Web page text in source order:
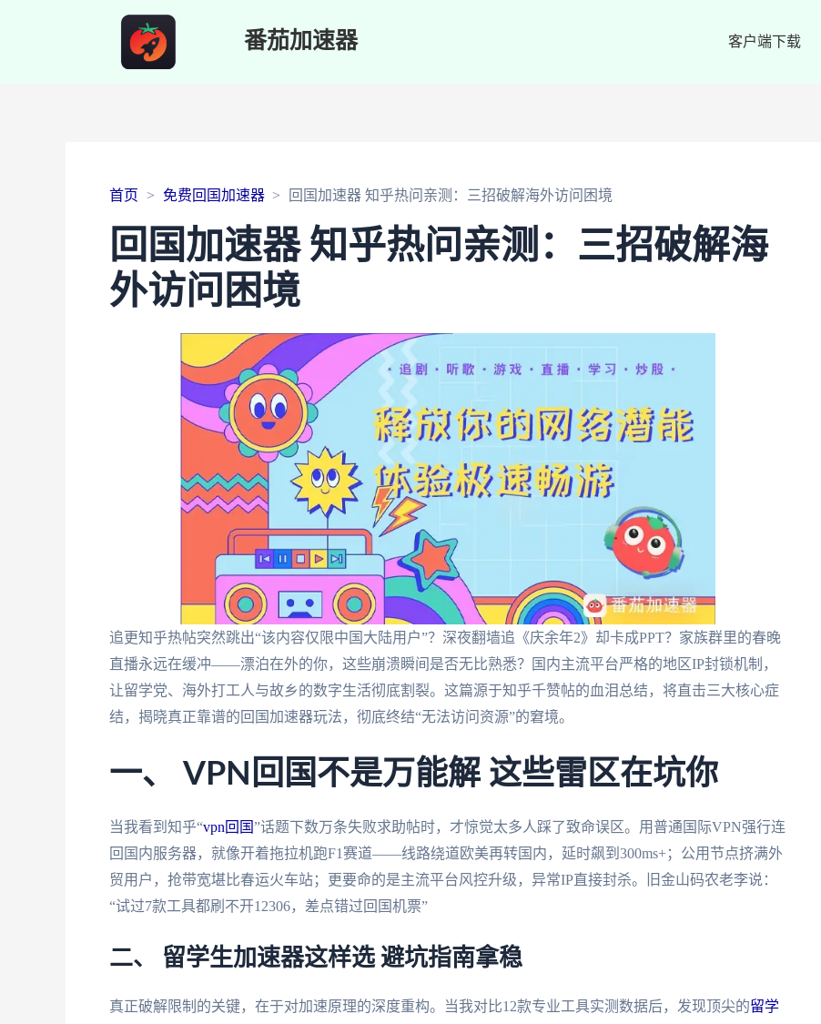
番茄加速器 客户端下载
首页 免费回国加速器 回国加速器 知乎热问亲测：三招破解海外访问困境
回国加速器 知乎热问亲测：三招破解海
外访问困境
追更知乎热帖突然跳出“该内容仅限中国大陆用户”？深夜翻墙追《庆余年2》却卡成PPT？家族群里的春晚
直播永远在缓冲——漂泊在外的你，这些崩溃瞬间是否无比熟悉？国内主流平台严格的地区IP封锁机制，
让留学党、海外打工人与故乡的数字生活彻底割裂。这篇源于知乎千赞帖的血泪总结，将直击三大核心症
结，揭晓真正靠谱的回国加速器玩法，彻底终结“无法访问资源”的窘境。
一、 VPN回国不是万能解 这些雷区在坑你
当我看到知乎“vpn回国”话题下数万条失败求助帖时，才惊觉太多人踩了致命误区。用普通国际VPN强行连
回国内服务器，就像开着拖拉机跑F1赛道——线路绕道欧美再转国内，延时飙到300ms+；公用节点挤满外
贸用户，抢带宽堪比春运火车站；更要命的是主流平台风控升级，异常IP直接封杀。旧金山码农老李说：
“试过7款工具都刷不开12306，差点错过回国机票”
二、 留学生加速器这样选 避坑指南拿稳
真正破解限制的关键，在于对加速原理的深度重构。当我对比12款专业工具实测数据后，发现顶尖的留学